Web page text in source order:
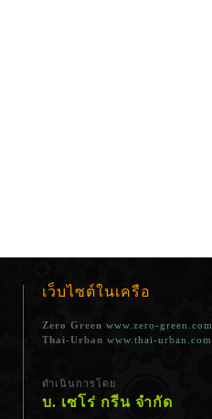
เว็บไซต์ในเครือ
Zero Green www.zero-green.com
Thai-Urban www.thai-urban.com
ดำเนินการโดย
บ. เซโร่ กรีน จำกัด